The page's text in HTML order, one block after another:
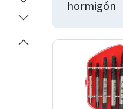
hormigón